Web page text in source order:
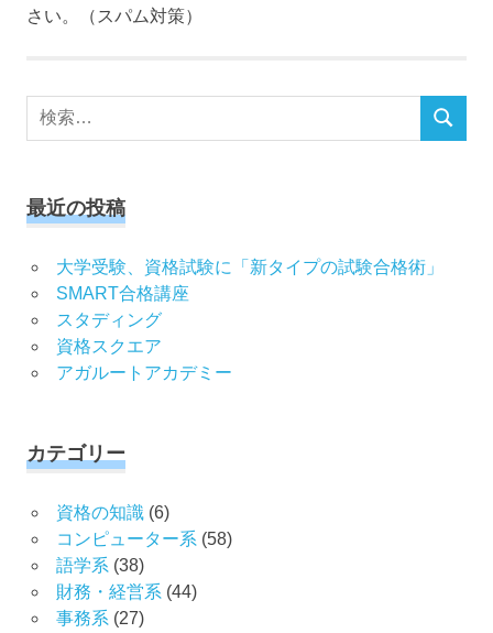
さい。（スパム対策）
検
検
最近の投稿
大学受験、資格試験に「新タイプの試験合格術」
SMART合格講座
スタディング
資格スクエア
アガルートアカデミー
カテゴリー
資格の知識(6)
コンピューター系 (58)
語学系 (38)
財務・経営系 (44)
事務系 (27)